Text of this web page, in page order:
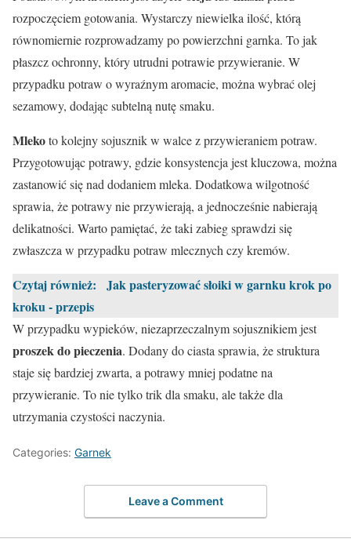
rozpoczęciem gotowania. Wystarczy niewielka ilość, którą
równomiernie rozprowadzamy po powierzchni garnka. To jak
płaszcz ochronny, który utrudni potrawie przywieranie. W
przypadku potraw o wyraźnym aromacie, można wybrać olej
sezamowy, dodając subtelną nutę smaku.
Mlekoto kolejny sojusznik w walce z przywieraniem potraw.
Przygotowując potrawy, gdzie konsystencja jest kluczowa, można
zastanowić się nad dodaniem mleka. Dodatkowa wilgotność
sprawia, że potrawy nie przywierają, a jednocześnie nabierają
delikatności. Warto pamiętać, że taki zabieg sprawdzi się
zwłaszcza w przypadku potraw mlecznych czy kremów.
Czytaj również:
Jak pasteryzować słoiki w garnku krok po
kroku - przepis
W przypadku wypieków, niezaprzeczalnym sojusznikiem jest
proszek do pieczenia. Dodany do ciasta sprawia, że struktura
staje się bardziej zwarta, a potrawy mniej podatne na
przywieranie. To nie tylko trik dla smaku, ale także dla
utrzymania czystości naczynia.
Categories: Garnek
Leave a Comment